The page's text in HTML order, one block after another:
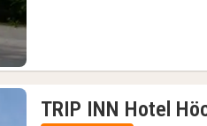
TRIP INN Hotel